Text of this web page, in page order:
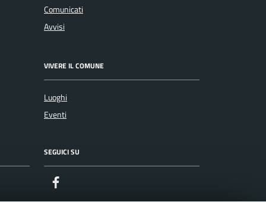
Comunicati
Avvisi
VIVERE IL COMUNE
Luoghi
Eventi
SEGUICI SU